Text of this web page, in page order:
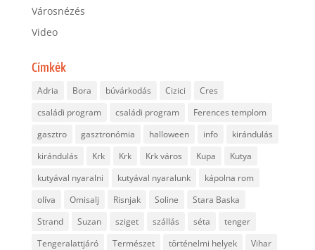
Városnézés
Video
Címkék
Adria Bora búvárkodás Cizici
Cres
családi program
családi program
Ferences templom
gasztro
gasztronómia halloween info
kirándulás
kirándulás
Krk Krk Krk város Kupa
Kutya
kutyával nyaralni
kutyával nyaralunk
kápolna rom
olíva
Omisalj Risnjak Soline
Stara Baska
Strand
Suzan sziget szállás séta
tenger
Tengeralattjáró
Természet történelmi helyek
Vihar